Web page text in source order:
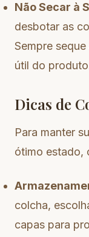
Não Secar à
desbotar as
Sempre
útil do
Dicas de
Para manter
ótimo estado,
colcha,
capas para